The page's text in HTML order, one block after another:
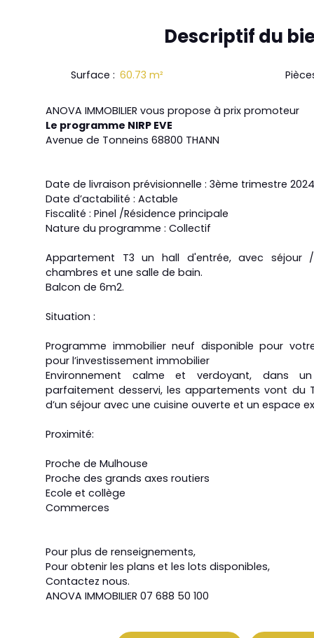
Descriptifdu
Surface : 60.73 m²
ANOVA IMMOBILIER vous propose à prix promoteur
Le programme NIRP EVE
Avenue de Tonneins 68800 THANN
Date de livraison prévisionnelle : 3ème trimestre 2024
Date d’actabilité : Actable
Fiscalité : Pinel /Résidence principale
Nature du programme : Collectif
Appartement T3 un hall d'entrée, avec séjour
chambres et une salle de bain.
Balcon de 6m2.
Situation :
Programme immobilier neuf disponible pour
pour l’investissement immobilier
Environnement calme et verdoyant, dans
parfaitement desservi, les appartements vont du
d’un séjour avec une cuisine ouverte et un espace
Proximité:
Proche de Mulhouse
Proche des grands axes routiers
Ecole et collège
Commerces
Pour plus de renseignements,
Pour obtenir les plans et les lots disponibles,
Contactez nous.
ANOVA IMMOBILIER 07 688 50 100